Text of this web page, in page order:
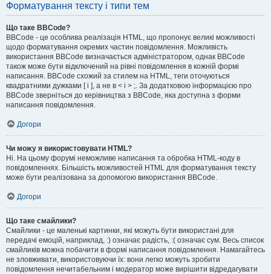
Форматування тексту і типи тем
Що таке BBCode?
BBCode - це особлива реалізація HTML, що пропонує великі можливості
щодо форматування окремих частин повідомлення. Можливість
використання BBCode визначається адміністратором, однак BBCode
також може бути відключений на рівні повідомлення в кожній формі
написання. BBCode схожий за стилем на HTML, теги оточуються
квадратними дужками [ і ], а не в < і > ;. За додатковою інформацією про
BBCode зверніться до керівництва з BBCode, яка доступна з форми
написання повідомлення.
Догори
Чи можу я використовувати HTML?
Ні. На цьому форумі неможливе написання та обробка HTML-коду в
повідомленнях. Більшість можливостей HTML для форматування тексту
може бути реалізована за допомогою використання BBCode.
Догори
Що таке смайлики?
Смайлики - це маленькі картинки, які можуть бути використані для
передачі емоцій, наприклад, :) означає радість, :( означає сум. Весь список
смайликів можна побачити в формі написання повідомлення. Намагайтесь
не зловживати, використовуючи їх: вони легко можуть зробити
повідомлення нечитабельним і модератор може вирішити відредагувати